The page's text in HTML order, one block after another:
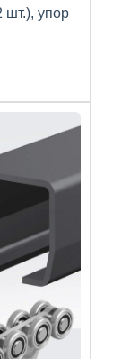
шт.), упор